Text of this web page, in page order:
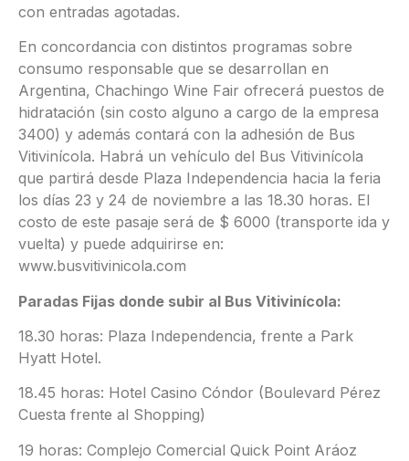
con entradas agotadas.
En concordancia con distintos programas sobre
consumo responsable que se desarrollan en
Argentina, Chachingo Wine Fair ofrecerá puestos de
hidratación (sin costo alguno a cargo de la empresa
3400) y además contará con la adhesión de Bus
Vitivinícola. Habrá un vehículo del Bus Vitivinícola
que partirá desde Plaza Independencia hacia la feria
los días 23 y 24 de noviembre a las 18.30 horas. El
costo de este pasaje será de $ 6000 (transporte ida y
vuelta) y puede adquirirse en:
www.busvitivinicola.com
Paradas Fijas donde subir al Bus Vitivinícola:
18.30 horas: Plaza Independencia, frente a Park
Hyatt Hotel.
18.45 horas: Hotel Casino Cóndor (Boulevard Pérez
Cuesta frente al Shopping)
19 horas: Complejo Comercial Quick Point Aráoz